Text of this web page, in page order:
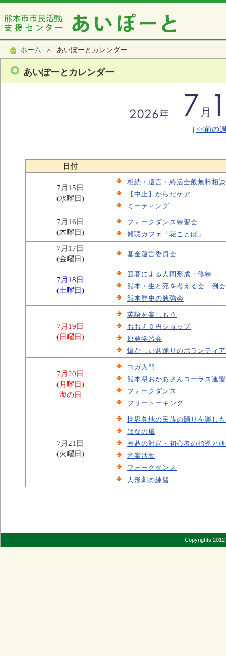
ホーム ＞ あいぽーとカレンダー
あいぽーとカレンダー
| <<前の
日付
7月15日
(水曜日)
相続・遺言・終活全般無料相
【中止】からだケア
ミーティング
7月16日
(木曜日)
フォークダンス練習会
傾聴カフェ「花ことば」
7月17日
(金曜日)
基金運営委員会
7月18日
(土曜日)
囲碁による人間形成・修練
熊本・生と死を考える会 例会
熊本歴史の勉強会
7月19日
(日曜日)
英語を楽しもう
おおえ０円ショップ
原発学習会
懐かしい盆踊りのボランティ
7月20日
(月曜日)
海の日
ヨガ入門
熊本県おかあさんコーラス連
フォークダンス
フリートーキング
7月21日
(火曜日)
世界各地の民族の踊りを楽し
はなの風
囲碁の対局・初心者の指導と
音楽活動
フォークダンス
人形劇の練習
Copyrights